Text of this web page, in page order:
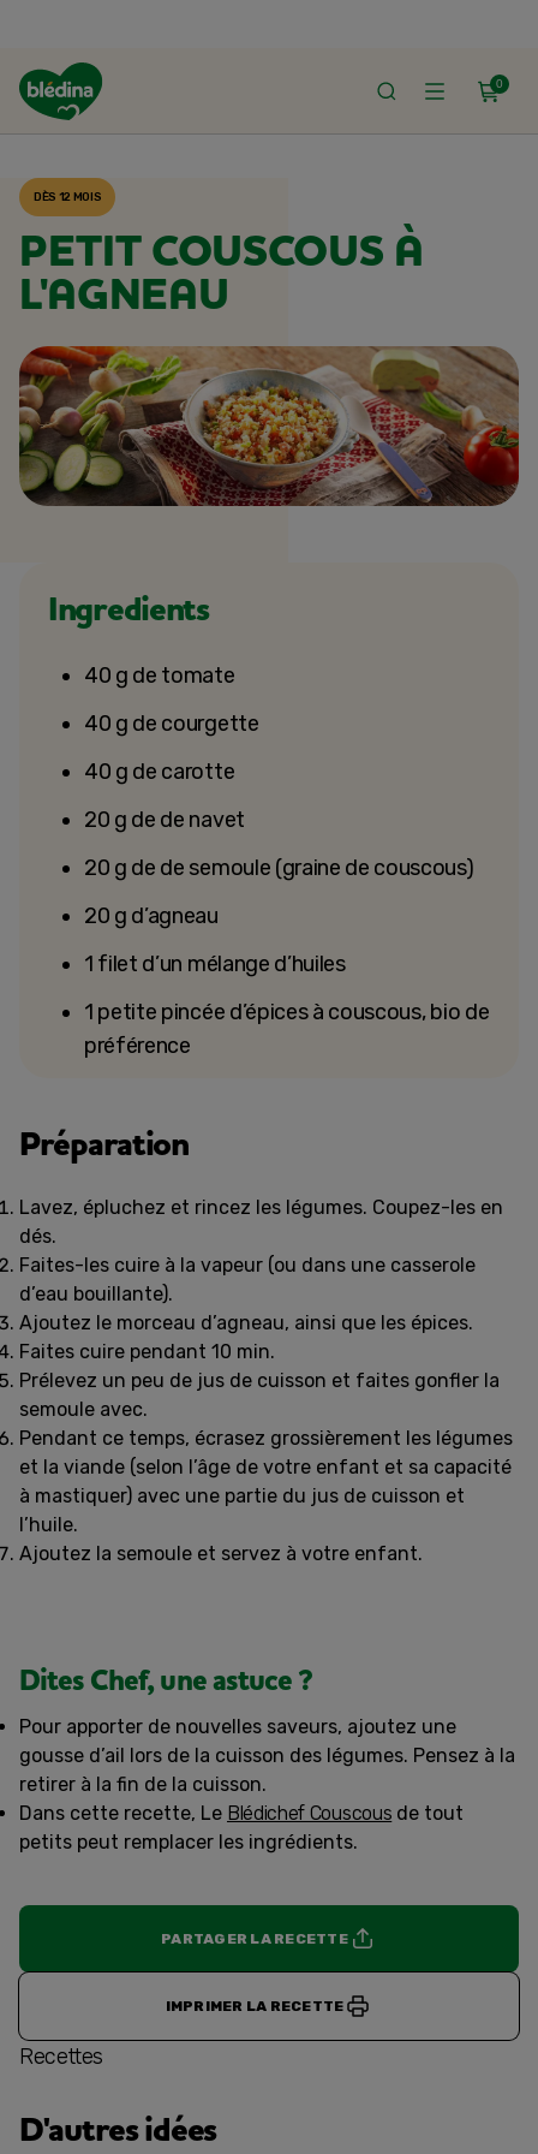
0
ACCUEIL
DÈS 12 MOIS
PETIT COUSCOUS À
L'AGNEAU
Ingredients
40 g de tomate
40 g de courgette
40 g de carotte
20 g de de navet
20 g de de semoule (graine de couscous)
20 g d’agneau
1 filet d’un mélange d’huiles
1 petite pincée d’épices à couscous, bio de
préférence
Préparation
Lavez, épluchez et rincez les légumes. Coupez-les en
dés.
Faites-les cuire à la vapeur (ou dans une casserole
d’eau bouillante).
Ajoutez le morceau d’agneau, ainsi que les épices.
Faites cuire pendant 10 min.
Prélevez un peu de jus de cuisson et faites gonfler la
semoule avec.
Pendant ce temps, écrasez grossièrement les légumes
et la viande (selon l’âge de votre enfant et sa capacité
à mastiquer) avec une partie du jus de cuisson et
l’huile.
Ajoutez la semoule et servez à votre enfant.
Dites Chef, une astuce ?
Pour apporter de nouvelles saveurs, ajoutez une
gousse d’ail lors de la cuisson des légumes. Pensez à la
retirer à la fin de la cuisson.
Dans cette recette, Le Blédichef Couscous de tout
petits peut remplacer les ingrédients.
PARTAGER LA RECETTE
IMPRIMER LA RECETTE
Recettes
D'autres idées